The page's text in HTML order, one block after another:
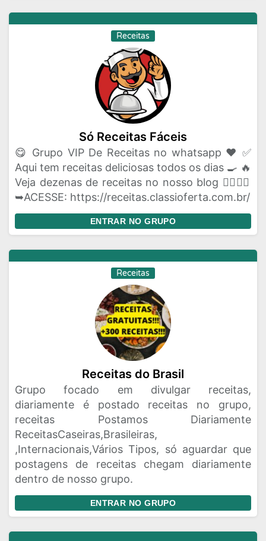
Receitas
Só Receitas Fáceis
😋 Grupo VIP De Receitas no whatsapp ❤️ ✅
Aqui tem receitas deliciosas todos os dias 🍳 🔥
Veja dezenas de receitas no nosso blog 👇🏼👇🏼
➥ACESSE: https://receitas.classioferta.com.br/
ENTRAR NO GRUPO
Receitas
Receitas do Brasil
Grupo focado em divulgar receitas,
diariamente é postado receitas no grupo,
receitas Postamos Diariamente
ReceitasCaseiras,Brasileiras,
,Internacionais,Vários Tipos, só aguardar que
postagens de receitas chegam diariamente
dentro de nosso grupo.
ENTRAR NO GRUPO